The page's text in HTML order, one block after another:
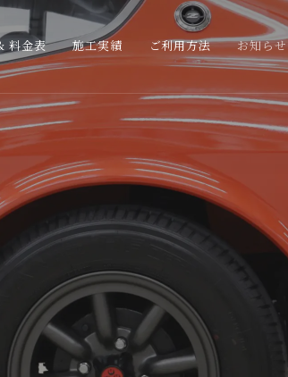
料金表 施工実績 ご利用方法 お知らせ